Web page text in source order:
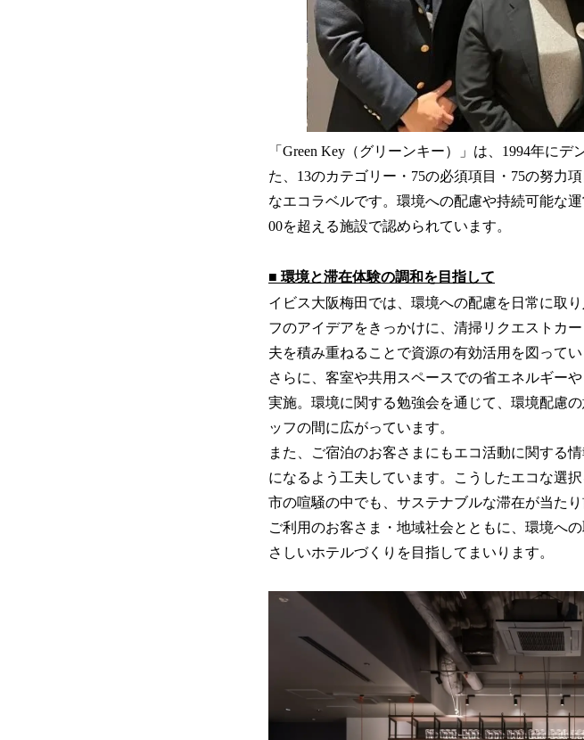
「Green Key（グリーンキー）」は、1994年に
た、13のカテゴリー・75の必須項目・75の努力
なエコラベルです。環境への配慮や持続可能な
00を超える施設で認められています。
■ 環境と滞在体験の調和を目指して
イビス大阪梅田では、環境への配慮を日常に取
フのアイデアをきっかけに、清掃リクエストカ
夫を積み重ねることで資源の有効活用を図ってい
さらに、客室や共用スペースでの省エネルギー
実施。環境に関する勉強会を通じて、環境配慮
ッフの間に広がっています。
また、ご宿泊のお客さまにもエコ活動に関する
になるよう工夫しています。こうしたエコな選
市の喧騒の中でも、サステナブルな滞在が当た
ご利用のお客さま・地域社会とともに、環境へ
さしいホテルづくりを目指してまいります。